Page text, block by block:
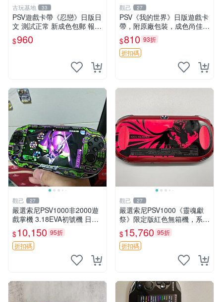
古玩基地 33
PSV遊戲卡帶《忍戀》日版日
文 測試正常 新成色包郵 報價
嚴選 忍戀 PSV 日版 測試 正
常運行
$960
觀己 27
PSV《我的世界》日版遊戲卡
帶，附原廠包裝，成色尚佳，
功能完好，嚴選推薦給喜愛冒
險的玩家，同城交易，無退無
換 我的世界 PS4 游戲 卡帶
$810 93折
折扣碼
觀己 27
嚴選索尼PSV1000非2000遊
戲掌機 3.18EVA初號機 日版
實物 無點無線無老化 自用清
倉 EVA 初號機 PSV1000
$10,150 95折
折扣碼
觀己 27
嚴選索尼PSV1000《靈魂獻
祭》限定版紅色無箱機，系統
3.65，功能完好。屏幕、攝像
頭、按鍵及搖桿皆正常運作。
靈魂獻祭 限定版 PSV1000 紅
$15,760 95折
折扣碼